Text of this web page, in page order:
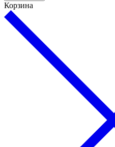
Корзина